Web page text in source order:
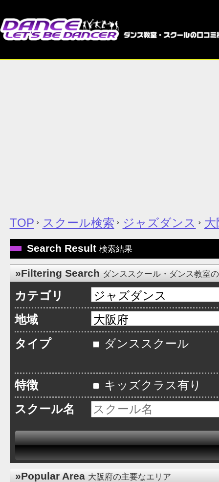
TOP スクール検索 ジャズダンス 大
Search Result 検索結果
»Filtering Search ダンススクール・ダンス教室
カテゴリ
地域
タイプ
ダンススクール
特徴
キッズクラス有り
スクール名
»Popular Area 大阪府の主要なエリア